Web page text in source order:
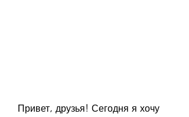
Привет, друзья! Сегодня я хочу